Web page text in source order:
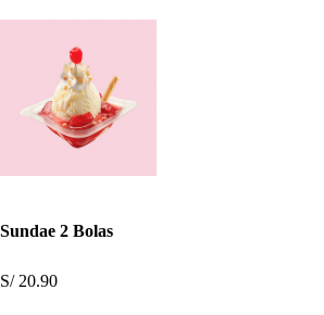
Sundae 2 Bolas
S/ 20.90